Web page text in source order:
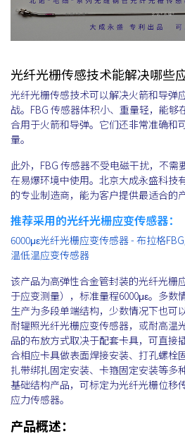
光纤光栅传感技术能解决哪些
光纤光栅传感技术可以解决火箭和导弹
战。FBG 传感器体积小、重量轻，能
合用于火箭和导弹。它们还非常准确和
量。
此外，FBG 传感器不受电磁干扰，不
在易爆环境中使用。北京大成永盛科技
的专业制造商，能为客户提供最适合的
推荐采用的光纤光栅应变传感器：
6000με光纤光栅应变传感器 - 布拉格
温低温应变传感器
该产品为高弹性合金管封装的光纤光栅
于应变测量），标准量程6000με。多数
生产为多段单端结构，少数情况下也可
耐辐照光纤光栅应变传感器，或耐高温
品的布放方式取决于配套卡具，可直接
合相应卡具做表面焊接安装、打孔螺栓
扎带绑扎固定安装、卡箍固定安装等多
基础结构产品，可标定为光纤光栅位移
应力传感器。
产品概述：